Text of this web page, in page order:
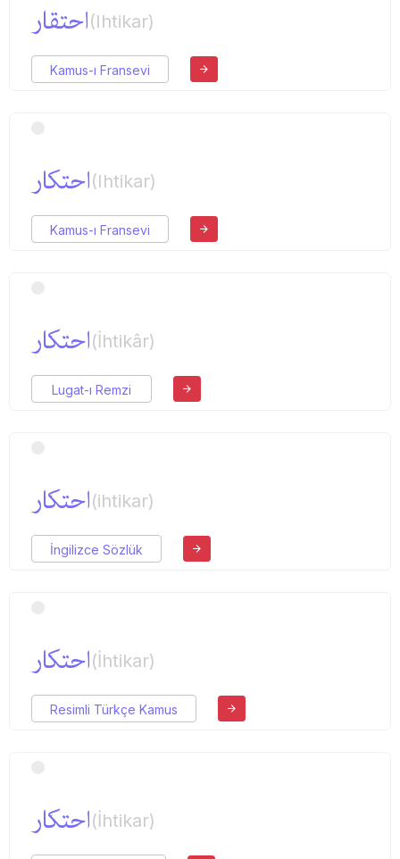
احتقار(Ihtikar)
Kamus-ı Fransevi
احتكار(Ihtikar)
Kamus-ı Fransevi
احتكار(İhtikâr)
Lugat-ı Remzi
احتكار(ihtikar)
İngilizce Sözlük
احتكار(İhtikar)
Resimli Türkçe Kamus
احتكار(İhtikar)